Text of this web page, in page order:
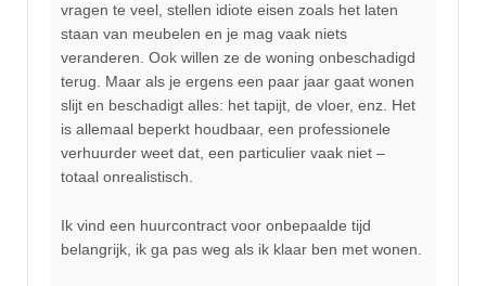
vragen te veel, stellen idiote eisen zoals het laten
staan van meubelen en je mag vaak niets
veranderen. Ook willen ze de woning onbeschadigd
terug. Maar als je ergens een paar jaar gaat wonen
slijt en beschadigt alles: het tapijt, de vloer, enz. Het
is allemaal beperkt houdbaar, een professionele
verhuurder weet dat, een particulier vaak niet –
totaal onrealistisch.
Ik vind een huurcontract voor onbepaalde tijd
belangrijk, ik ga pas weg als ik klaar ben met wonen.